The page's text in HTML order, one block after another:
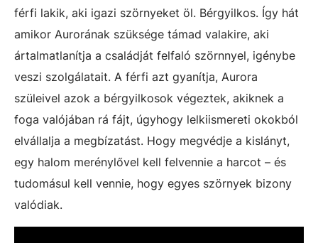
férfi lakik, aki igazi szörnyeket öl. Bérgyilkos. Így hát
amikor Aurorának szüksége támad valakire, aki
ártalmatlanítja a családját felfaló szörnnyel, igénybe
veszi szolgálatait. A férfi azt gyanítja, Aurora
szüleivel azok a bérgyilkosok végeztek, akiknek a
foga valójában rá fájt, úgyhogy lelkiismereti okokból
elvállalja a megbízatást. Hogy megvédje a kislányt,
egy halom merénylővel kell felvennie a harcot – és
tudomásul kell vennie, hogy egyes szörnyek bizony
valódiak.